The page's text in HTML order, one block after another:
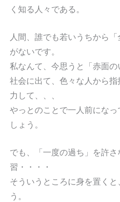
く知る人々である。
人間、誰でも若いうちから
がないです。
私なんて、今思うと「赤面の
社会に出て、色々な人から
力して、、、
やっとのことで一人前にな
しょう。
でも、「一度の過ち」を許
習・・・・
そういうところに身を置く
う。